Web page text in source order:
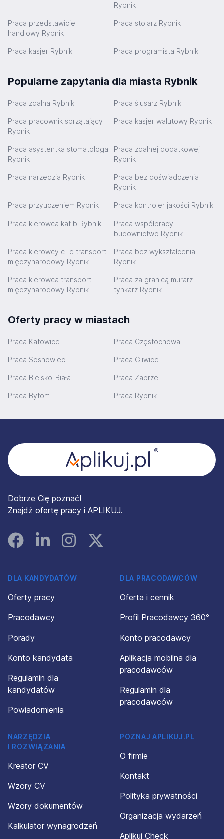
Rybnik
Praca przedstawiciel
handlowy Rybnik
Praca stolarz Rybnik
Praca kasjer Rybnik Praca programista Rybnik
Popularne zapytania dla miasta Rybnik
Praca zdalna Rybnik Praca ślusarz Rybnik
Praca pracownik sprzątający
Rybnik
Praca kasjer walutowy Rybnik
Praca asystentka stomatologa
Rybnik
Praca zdalnej dodatkowej
Rybnik
Praca narzedzia Rybnik
Praca bez doświadczenia
Rybnik
Praca przyuczeniem Rybnik Praca kontroler jakości Rybnik
Praca kierowca kat b Rybnik
Praca współpracy
budownictwo Rybnik
Praca kierowcy c+e transport
międzynarodowy Rybnik
Praca bez wykształcenia
Rybnik
Praca kierowca transport
międzynarodowy Rybnik
Praca za granicą murarz
tynkarz Rybnik
Oferty pracy w miastach
Praca Katowice Praca Częstochowa
Praca Sosnowiec Praca Gliwice
Praca Bielsko-Biała Praca Zabrze
Praca Bytom Praca Rybnik
Dobrze Cię poznać!
Znajdź ofertę pracy i APLIKUJ.
FacebookLinked InInstagramInstagram
DLA KANDYDATÓW
Oferty pracy
Pracodawcy
Porady
Konto kandydata
Regulamin dla
kandydatów
Powiadomienia
DLA PRACODAWCÓW
Oferta i cennik
Profil Pracodawcy 360°
Konto pracodawcy
Aplikacja mobilna dla
pracodawców
Regulamin dla
pracodawców
NARZĘDZIA
I ROZWIĄZANIA
Kreator CV
Wzory CV
Wzory dokumentów
Kalkulator wynagrodzeń
POZNAJ APLIKUJ.PL
O firmie
Kontakt
Polityka prywatności
Organizacja wydarzeń
Aplikuj Check